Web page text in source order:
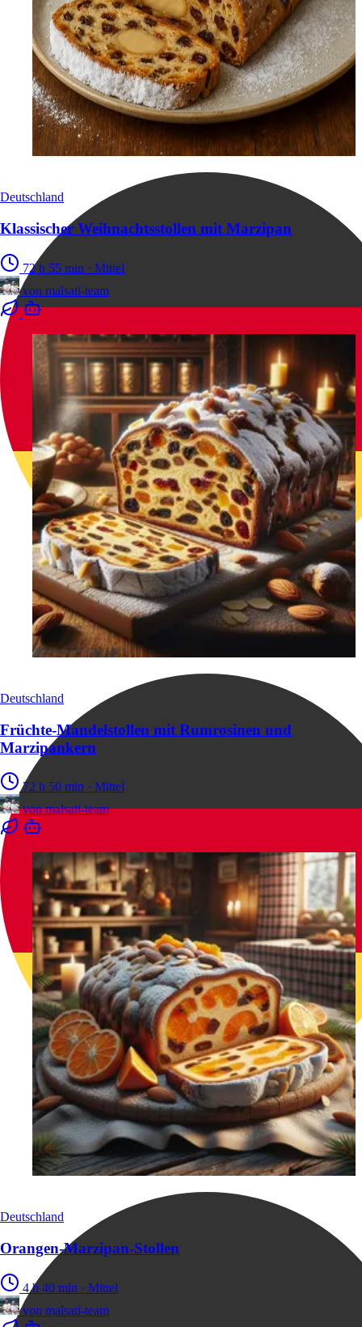
Deutschland
Klassischer Weihnachtsstollen mit Marzipan
72 h 55 min · Mittel
von malsati-team
Deutschland
Früchte-Mandelstollen mit Rumrosinen und
Marzipankern
72 h 50 min · Mittel
von malsati-team
Deutschland
Orangen-Marzipan-Stollen
4 h 40 min · Mittel
von malsati-team